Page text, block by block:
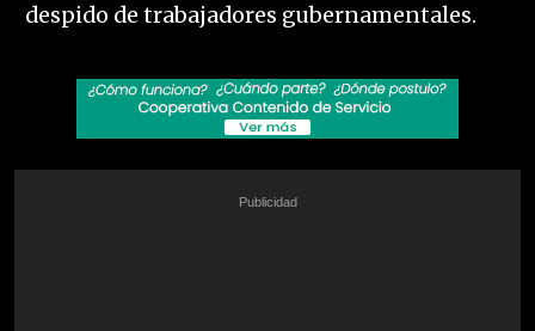
despido de trabajadores gubernamentales.